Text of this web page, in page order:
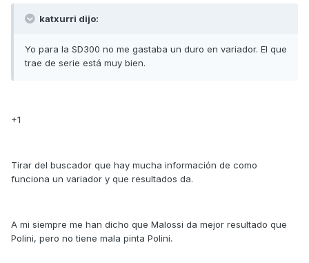
katxurri dijo:
Yo para la SD300 no me gastaba un duro en variador. El que
trae de serie está muy bien.
+1
Tirar del buscador que hay mucha información de como
funciona un variador y que resultados da.
A mi siempre me han dicho que Malossi da mejor resultado que
Polini, pero no tiene mala pinta Polini.